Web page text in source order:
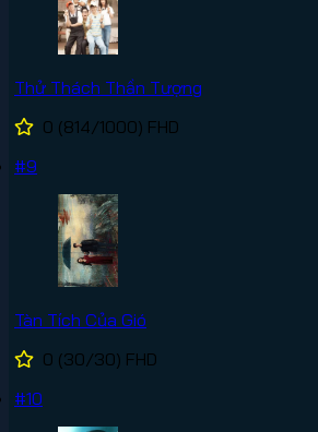
Thử Thách Thần Tượng
0 (814/1000) FHD
#9
Tàn Tích Của Gió
0 (30/30) FHD
#10